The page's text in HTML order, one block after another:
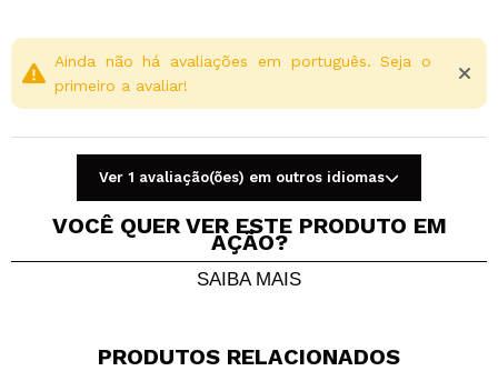
Cruelty free.
Compartilhar um vídeo ou uma foto
Ainda não há avaliações em português. Seja o
primeiro a avaliar!
Ver 1 avaliação(ões) em outros idiomas
VOCÊ QUER VER ESTE PRODUTO EM
AÇÃO?
SAIBA MAIS
PRODUTOS RELACIONADOS